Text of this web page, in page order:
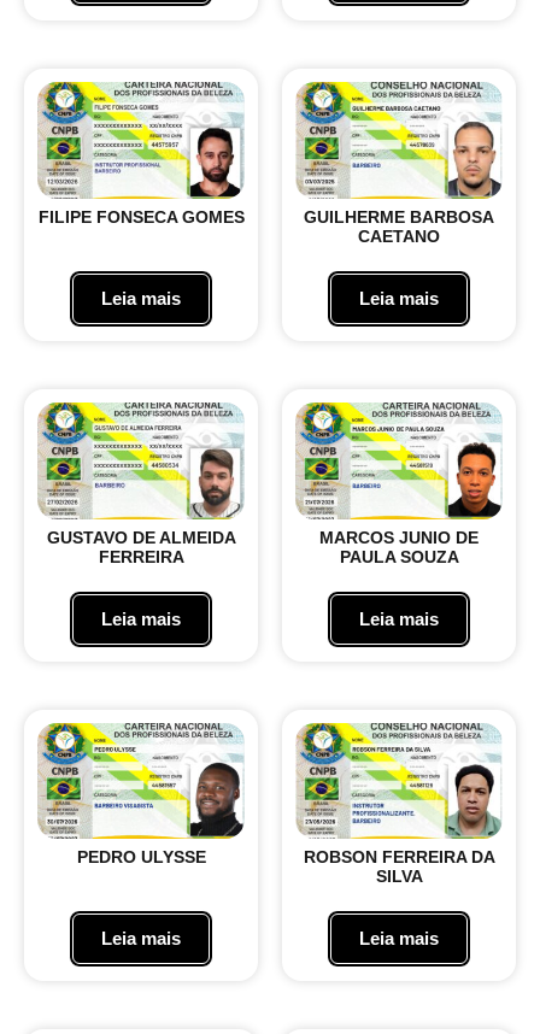
FILIPE FONSECA GOMES
Leia mais
GUILHERME BARBOSA
CAETANO
Leia mais
GUSTAVO DE ALMEIDA
FERREIRA
Leia mais
MARCOS JUNIO DE
PAULA SOUZA
Leia mais
PEDRO ULYSSE
Leia mais
ROBSON FERREIRA DA
SILVA
Leia mais